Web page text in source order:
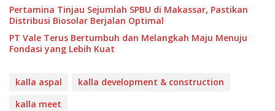
Pertamina Tinjau Sejumlah SPBU di Makassar, Pastikan
Distribusi Biosolar Berjalan Optimal
PT Vale Terus Bertumbuh dan Melangkah Maju Menuju
Fondasi yang Lebih Kuat
kalla aspal
kalla development & construction
kalla meet